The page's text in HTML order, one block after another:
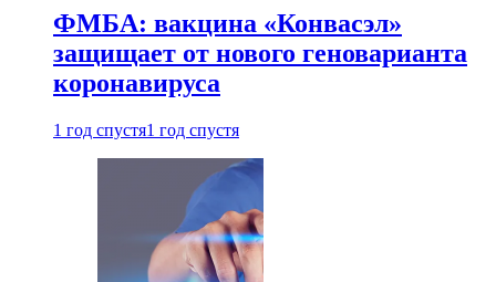
ФМБА: вакцина «Конвасэл»
защищает от нового геноварианта
коронавируса
1 год спустя1 год спустя